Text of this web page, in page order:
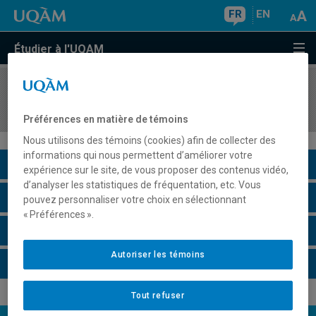
FR EN
Étudier à l'UQAM
COURS//
Description du cours
Horaire - Été 2026
Préférences en matière de témoins
Nous utilisons des témoins (cookies) afin de collecter des
informations qui nous permettent d’améliorer votre
expérience sur le site, de vous proposer des contenus vidéo,
d’analyser les statistiques de fréquentation, etc. Vous
pouvez personnaliser votre choix en sélectionnant
« Préférences ».
Tout refuser
Autoriser les témoins